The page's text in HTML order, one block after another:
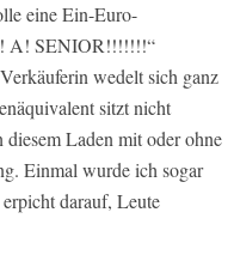
eine Ein-Euro-
A! SENIOR!!!!!!!“
wedelt sich ganz
sitzt nicht
Laden mit oder ohne
Einmal wurde ich sogar
darauf, Leute